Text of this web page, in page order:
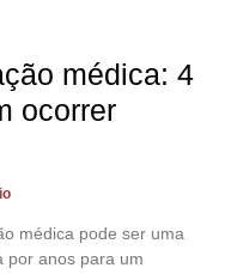
médica: 4
ocorrer
médica pode ser uma
por anos para um